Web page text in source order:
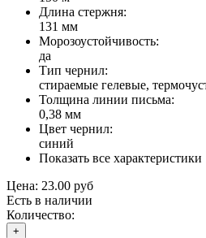
Длина стержня:
131 мм
Морозоустойчивость:
да
Тип чернил:
стираемые гелевые,
Толщина линии письма:
0,38 мм
Цвет чернил:
синий
Показать все характеристики
Цена: 23.00 руб
Есть в наличии
Количество:
+